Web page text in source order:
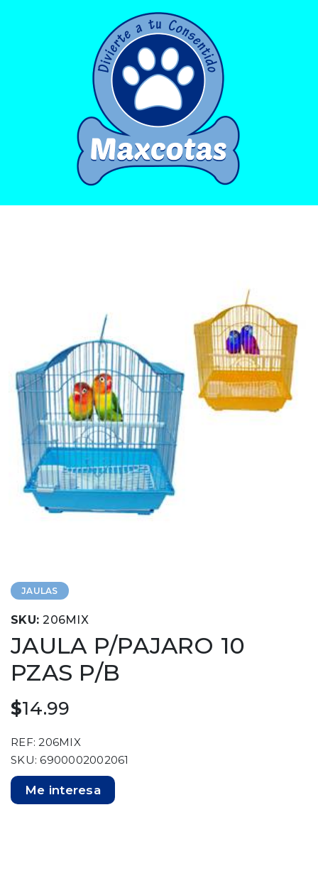
JAULAS
SKU:206MIX
JAULA P/PAJARO 10
PZAS P/B
$14.99
REF: 206MIX
SKU: 6900002002061
Me interesa